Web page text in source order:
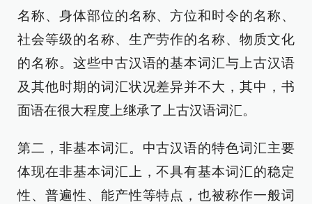
名称、身体部位的名称、方位和时令的名称、
社会等级的名称、生产劳作的名称、物质文化
的名称。这些中古汉语的基本词汇与上古汉语
及其他时期的词汇状况差异并不大，其中，书
面语在很大程度上继承了上古汉语词汇。
第二，非基本词汇。中古汉语的特色词汇主要
体现在非基本词汇上，不具有基本词汇的稳定
性、普遍性、能产性等特点，也被称作一般词